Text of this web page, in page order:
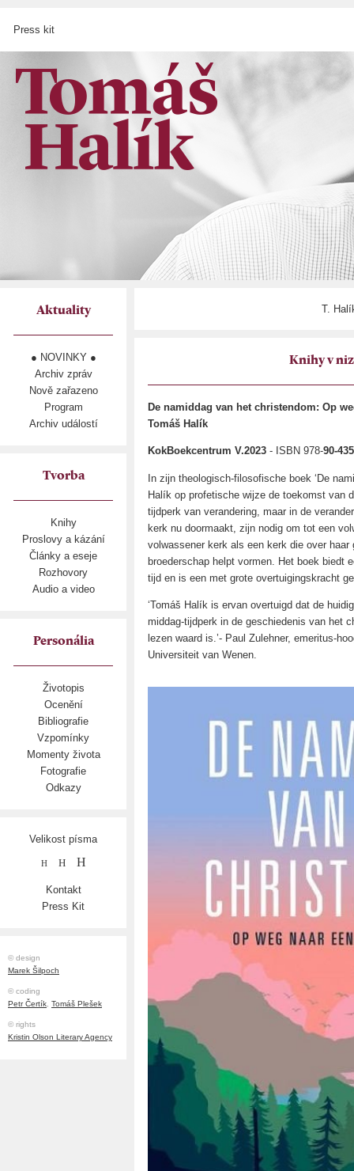
Press kit
Aktuality
● NOVINKY ●
Archiv zpráv
Nově zařazeno
Program
Archiv událostí
Tvorba
Knihy
Proslovy a kázání
Články a eseje
Rozhovory
Audio a video
Personália
Životopis
Ocenění
Bibliografie
Vzpomínky
Momenty života
Fotografie
Odkazy
Velikost písma
H H H
Kontakt
Press Kit
© design
Marek Šilpoch
© coding
Petr Čertík, Tomáš Plešek
© rights
Kristin Olson Literary Agency
T.
Knihy v
De namiddag van het christendom: Op
Tomáš Halík
KokBoekcentrum V.2023 - ISBN 978-90-
In zijn theologisch-filosofische boek ‘De
Halík op profetische wijze de toekomst van
tijdperk van verandering, maar in de
kerk nu doormaakt, zijn nodig om tot een
volwassener kerk als een kerk die over
broederschap helpt vormen. Het boek biedt
tijd en is een met grote overtuigingskracht
‘Tomáš Halík is ervan overtuigd dat de
middag-tijdperk in de geschiedenis van het
lezen waard is.’- Paul Zulehner, emeritus-
Universiteit van Wenen.